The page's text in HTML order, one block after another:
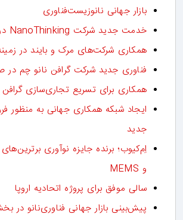
بازار جهانی نانوزیست‌فناوری
خدمت جدید شرکت NanoThinking در حوزه فناوری‌نانو
همکاری شرکت‌های مرک و بایند در
فناوری جدید شرکت گرافن نانو چم
همکاری برای تسریع تجاری‌سازی گرافن
ایجاد شبکه همکاری جهانی به
جدید
اِم‌کیوب؛ برنده جایزه نوآوری
و MEMS
سالی موفق برای پروژه اتحادیه اروپا
پیش‌بینی بازار جهانی فناوری‌نانو در